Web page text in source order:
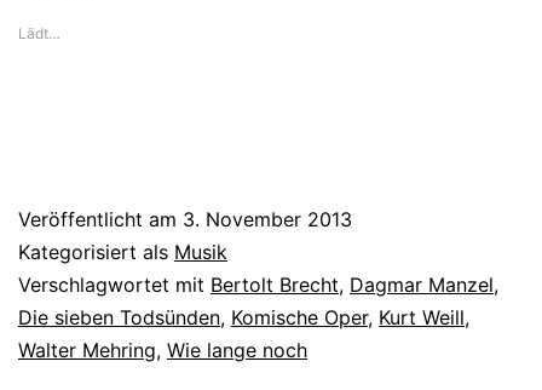
Lädt…
Veröffentlicht am 3. November 2013
Kategorisiert als Musik
Verschlagwortet mit Bertolt Brecht, Dagmar Manzel,
Die sieben Todsünden, Komische Oper, Kurt Weill,
Walter Mehring, Wie lange noch